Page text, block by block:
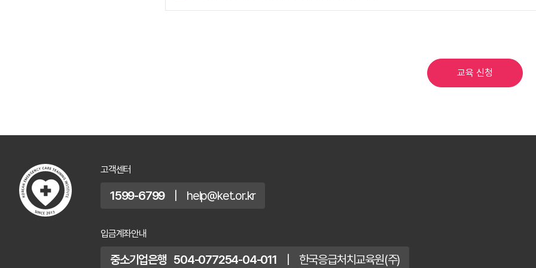
교육 신청
고객센터
1599-6799 help@ket.or.kr
입금계좌안내
중소기업은행 504-077254-04-011 한국응급처치교육원(주)